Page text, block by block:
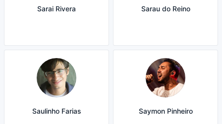
Sarai Rivera Sarau do Reino
Saulinho Farias Saymon Pinheiro